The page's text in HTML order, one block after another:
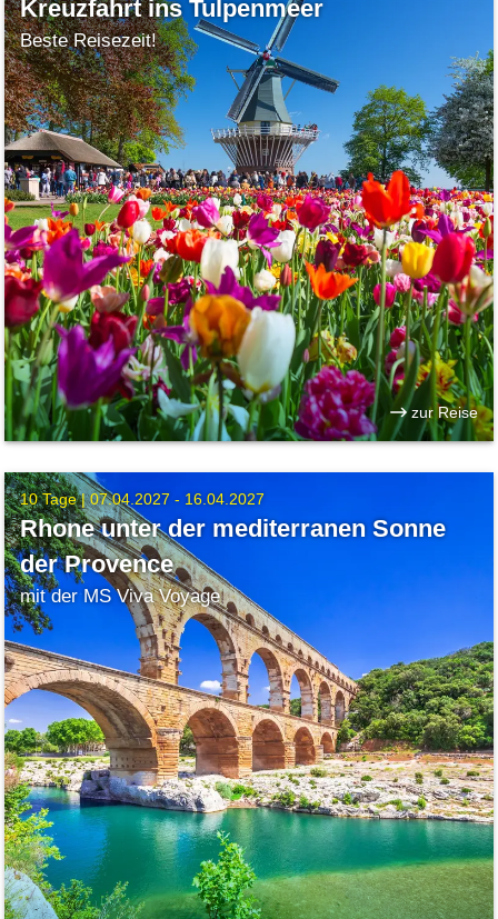
Kreuzfahrt ins Tulpenmeer
Beste Reisezeit!
zur Reise
10 Tage |07.04.2027 - 16.04.2027
Rhone unter der mediterranen Sonne
der Provence
mit der MS Viva Voyage